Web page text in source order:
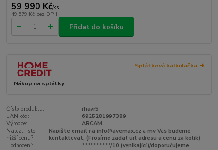
59 990 Kč/ks
49 579 Kč bez DPH
Přidat do košíku
Splátková kalkulačka
Nákup na splátky
Číslo produktu:
rhavr5
EAN kód:
6925281997389
Výrobce:
ARCAM
Nalezli jste
nižší cenu?:
Napište email na info@avemax.cz a my Vás budeme
kontaktovat. (Prosíme zadat url adresu a cenu za kolik)
Hodnocení:
**********/10 (vynikající)/doporučujeme